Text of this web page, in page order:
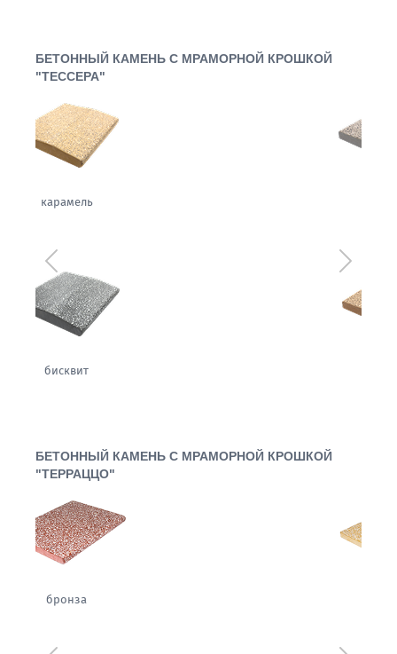
БЕТОННЫЙ КАМЕНЬ С МРАМОРНОЙ КРОШКОЙ
"ТЕССЕРА"
Предыдущий
БЕТОННЫЙ КАМЕНЬ С МРАМОРНОЙ КРОШКОЙ
"ТЕРРАЦЦО"